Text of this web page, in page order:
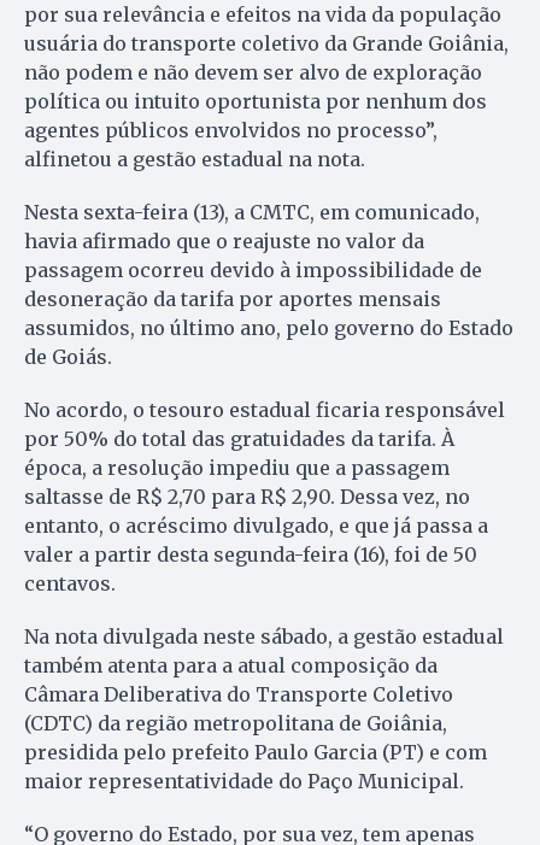
por sua relevância e efeitos na vida da população
usuária do transporte coletivo da Grande Goiânia,
não podem e não devem ser alvo de exploração
política ou intuito oportunista por nenhum dos
agentes públicos envolvidos no processo”,
alfinetou a gestão estadual na nota.
Nesta sexta-feira (13), a CMTC, em comunicado,
havia afirmado que o reajuste no valor da
passagem ocorreu devido à impossibilidade de
desoneração da tarifa por aportes mensais
assumidos, no último ano, pelo governo do Estado
de Goiás.
No acordo, o tesouro estadual ficaria responsável
por 50% do total das gratuidades da tarifa. À
época, a resolução impediu que a passagem
saltasse de R$ 2,70 para R$ 2,90. Dessa vez, no
entanto, o acréscimo divulgado, e que já passa a
valer a partir desta segunda-feira (16), foi de 50
centavos.
Na nota divulgada neste sábado, a gestão estadual
também atenta para a atual composição da
Câmara Deliberativa do Transporte Coletivo
(CDTC) da região metropolitana de Goiânia,
presidida pelo prefeito Paulo Garcia (PT) e com
maior representatividade do Paço Municipal.
“O governo do Estado, por sua vez, tem apenas